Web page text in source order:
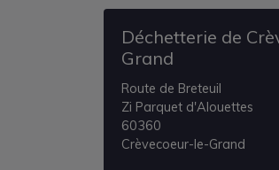
Déchetterie de
Grand
Route de Breteuil
Zi Parquet d'Alouettes
60360
Crèvecoeur-le-Grand